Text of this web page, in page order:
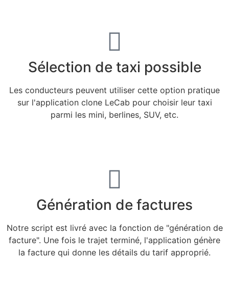
Sélection de taxi possible
Les conducteurs peuvent utiliser cette option pratique
sur l'application clone LeCab pour choisir leur taxi
parmi les mini, berlines, SUV, etc.
Génération de factures
Notre script est livré avec la fonction de "génération de
facture". Une fois le trajet terminé, l'application génère
la facture qui donne les détails du tarif approprié.